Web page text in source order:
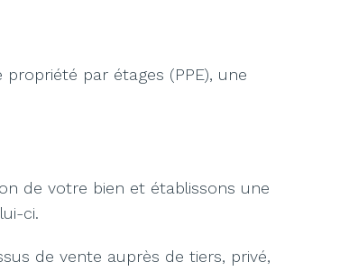
par étages (PPE), une
de votre bien et établissons une
ci.
de vente auprès de tiers, privé,